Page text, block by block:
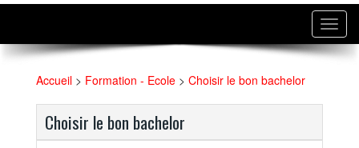
Accueil > Formation - Ecole > Choisir le bon bachelor
Choisir le bon bachelor